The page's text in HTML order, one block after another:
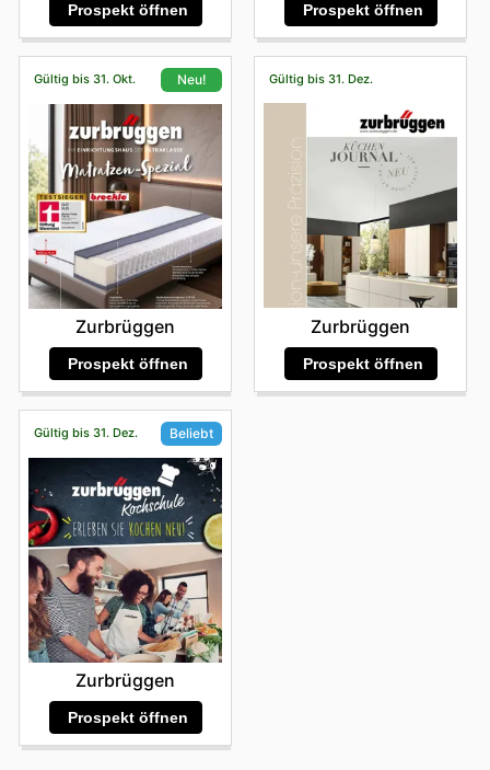
Prospekt öffnen Prospekt öffnen
Gültig bis 31. Okt. Neu!
Zurbrüggen
Prospekt öffnen
Gültig bis 31. Dez.
Zurbrüggen
Prospekt öffnen
Gültig bis 31. Dez. Beliebt
Zurbrüggen
Prospekt öffnen